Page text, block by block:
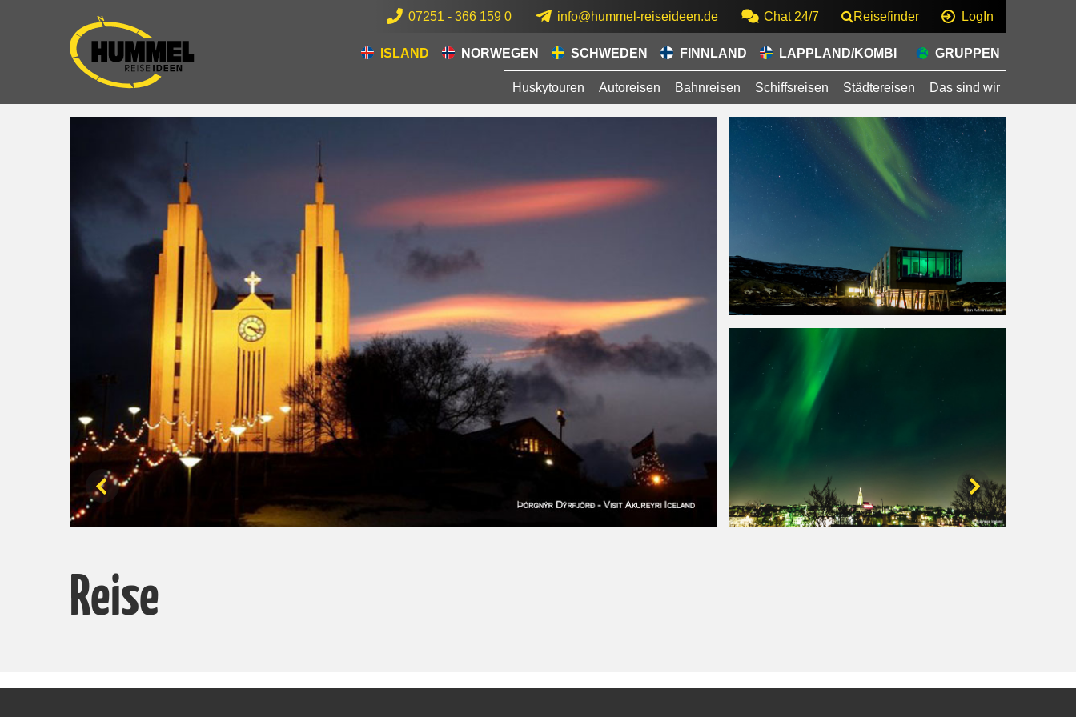
07251 - 366 159 0 info@hummel-reiseideen.de Chat 24/7 Reisefinder LogIn
ISLAND NORWEGEN SCHWEDEN FINNLAND LAPPLAND/KOMBI GRUPPEN
Huskytouren Autoreisen Bahnreisen Schiffsreisen Städtereisen Das sind wir
Reise